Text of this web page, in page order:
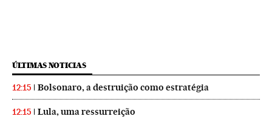
ÚLTIMAS NOTICIAS
12:15 Bolsonaro, a destruição como estratégia
12:15 Lula, uma ressurreição